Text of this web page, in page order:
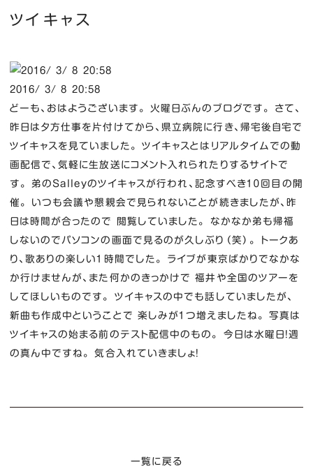
ツイキャス
2016/ 3/ 8 20:58
どーも、おはようございます。 火曜日ぶんのブログです。 さて、
昨日は夕方仕事を片付けてから、県立病院に行き、帰宅後自宅で
ツイキャスを見ていました。 ツイキャスとはリアルタイムでの動
画配信で、気軽に生放送にコメント入れられたりするサイトで
す。 弟のSalleyのツイキャスが行われ、記念すべき１０回目の開
催。 いつも会議や懇親会で見られないことが続きましたが、昨
日は時間が合ったので 閲覧していました。 なかなか弟も帰福
しないのでパソコンの画面で見るのが久しぶり（笑）。 トークあ
り、歌ありの楽しい１時間でした。 ライブが東京ばかりでなかな
か行けませんが、また何かのきっかけで 福井や全国のツアーを
してほしいものです。 ツイキャスの中でも話していましたが、
新曲も作成中ということで 楽しみが１つ増えましたね。 写真は
ツイキャスの始まる前のテスト配信中のもの。 今日は水曜日！週
の真ん中ですね。 気合入れていきましょ！
一覧に戻る